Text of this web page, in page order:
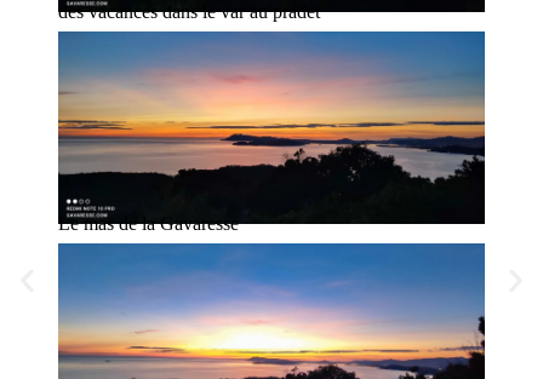
des vacances dans le var au pradet
Le mas de la Gavaresse